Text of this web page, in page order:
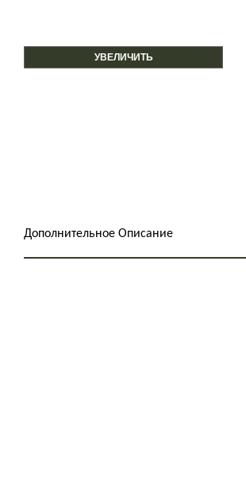
УВЕЛИЧИТЬ
Дополнительное Описание